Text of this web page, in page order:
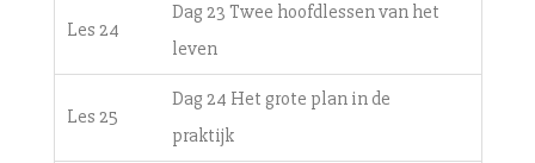
Les 24
Dag 23 Twee hoofdlessen van het
leven
Les 25
Dag 24 Het grote plan in de
praktijk